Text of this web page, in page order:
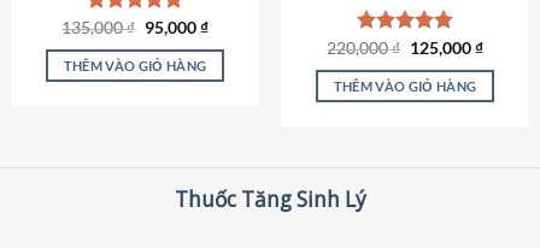
sản
phẩm
Được xếp
hạng4.87
5 sao
135,000₫ Giá
gốc
là:
135,000 ₫.
95,000₫Giá
tại
THÊM VÀO GIỎ HÀNG
Được xếp
hạng4.79
5 sao
220,000₫ Giá
là:
220,000 ₫.
125,000₫Giá
tại
THÊM VÀO GIỎ HÀNG
Thuốc Tăng Sinh Lý